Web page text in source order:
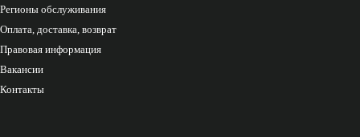
Регионы обслуживания
Оплата, доставка, возврат
Правовая информация
Вакансии
Контакты